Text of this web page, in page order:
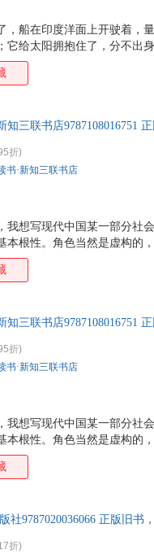
，船在印度洋面上开驶着
它给太阳拥抱住了，分不出
里的睡人也一身腻汗地醒来
的时候。在中国热得更比常
知三联书店9787108016751
我想写现代中国某一部分社
本根性。角色当然是虚构的
》整整写了两年。两年里忧
积累地写完。照例这本书该
折)
书·新知三联书店
知三联书店9787108016751
我想写现代中国某一部分社
本根性。角色当然是虚构的
》整整写了两年。两年里忧
积累地写完。照例这本书该
折)
书·新知三联书店
社9787020036066 正版旧书
折)